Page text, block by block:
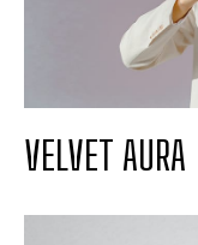
VELVET AURA